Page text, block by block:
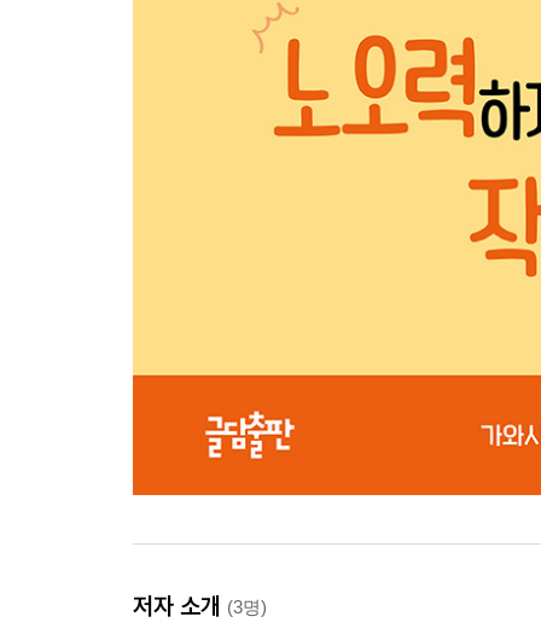
저자 소개 (3명)